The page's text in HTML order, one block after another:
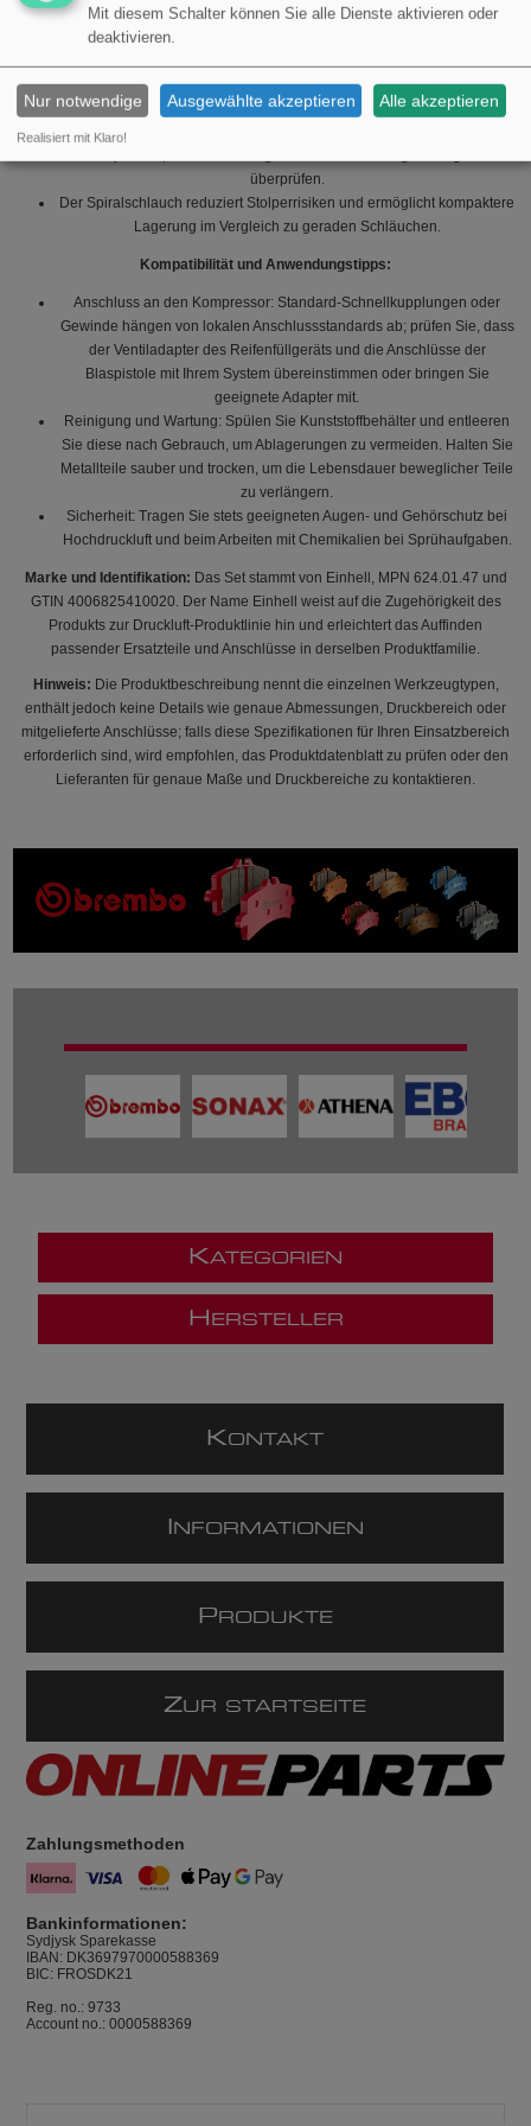
Der freie Luftstrom zur Blaspistole und zu den Spritzgriffen hängt von
der Kapazität des Kompressorsystems und den Anschlussdimensionen
um die Aufgabe abzustimmen.
Das Manometer am Reifenfüllgerät erleichtert das Erreichen des
korrekten Reifendrucks; bei Arbeiten mit sensiblen Reifen wird
überprüfen.
Der Spiralschlauch reduziert Stolperrisiken und ermöglicht kompaktere
Lagerung im Vergleich zu geraden Schläuchen.
Kompatibilität und Anwendungstipps:
Anschluss an den Kompressor: Standard-Schnellkupplungen oder
Gewinde hängen von lokalen Anschlussstandards ab; prüfen Sie, dass
der Ventiladapter des Reifenfüllgeräts und die Anschlüsse der
Blaspistole mit Ihrem System übereinstimmen oder bringen Sie
geeignete Adapter mit.
Reinigung und Wartung: Spülen Sie Kunststoffbehälter und entleeren
Sie diese nach Gebrauch, um Ablagerungen zu vermeiden. Halten Sie
Metallteile sauber und trocken, um die Lebensdauer beweglicher Teile
zu verlängern.
Sicherheit: Tragen Sie stets geeigneten Augen- und Gehörschutz bei
Hochdruckluft und beim Arbeiten mit Chemikalien bei Sprühaufgaben.
Marke und Identifikation: Das Set stammt von Einhell, MPN 624.01.47 und
GTIN 4006825410020. Der Name Einhell weist auf die Zugehörigkeit des
Produkts zur Druckluft-Produktlinie hin und erleichtert das Auffinden
passender Ersatzteile und Anschlüsse in derselben Produktfamilie.
Hinweis: Die Produktbeschreibung nennt die einzelnen Werkzeugtypen,
enthält jedoch keine Details wie genaue Abmessungen, Druckbereich oder
mitgelieferte Anschlüsse; falls diese Spezifikationen für Ihren Einsatzbereich
erforderlich sind, wird empfohlen, das Produktdatenblatt zu prüfen oder den
Lieferanten für genaue Maße und Druckbereiche zu kontaktieren.
KATEGORIEN
H ERSTELLER
KONTAKT
NFORMATIONEN
P RODUKTE
ZUR STARTSEITE
Zahlungsmethoden
Bankinformationen:
Sydjysk Sparekasse
IBAN: DK3697970000588369
BIC: FROSDK21
Reg. no.: 9733
Account no.: 0000588369
Mit diesem Schalter können Sie alle Dienste aktivieren oder
deaktivieren.
Nur notwendige Ausgewählte akzeptieren Alle akzeptieren
Realisiert mit Klaro!